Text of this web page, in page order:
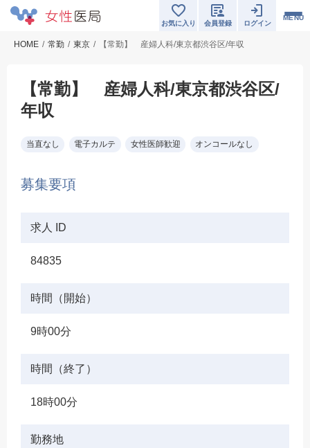
MENU
お気に入り 会員登録 ログイン
HOME 常勤 東京 【常勤】 産婦人科/東京都渋谷区/年収
【常勤】 産婦人科/東京都渋谷区/
年収
当直なし 電子カルテ 女性医師歓迎 オンコールなし
募集要項
求人 ID
84835
時間（開始）
9時00分
時間（終了）
18時00分
勤務地